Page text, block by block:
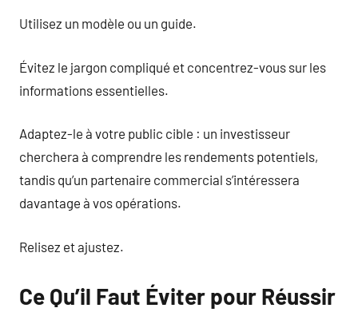
Utilisez un modèle ou un guide.
Évitez le jargon compliqué et concentrez-vous sur les
informations essentielles.
Adaptez-le à votre public cible : un investisseur
cherchera à comprendre les rendements potentiels,
tandis qu’un partenaire commercial s’intéressera
davantage à vos opérations.
Relisez et ajustez.
Ce Qu’il Faut Éviter pour Réussir